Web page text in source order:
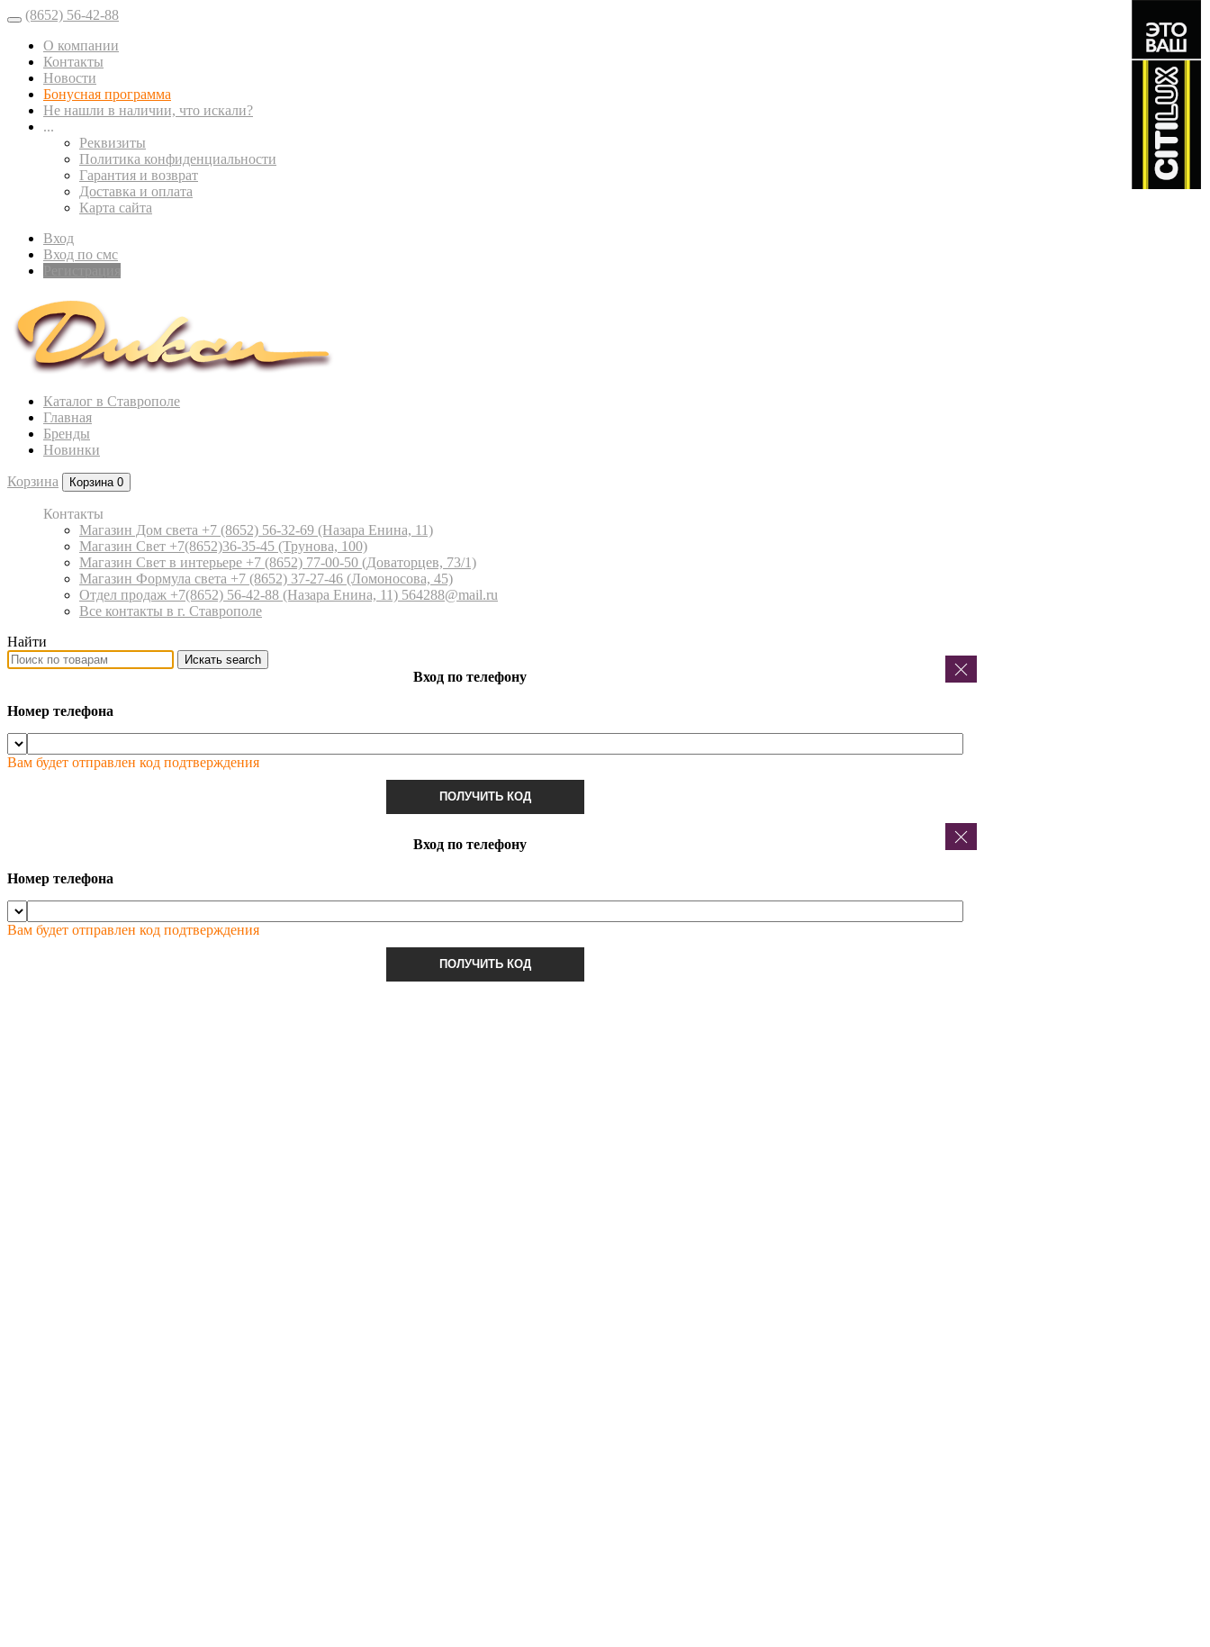
(8652) 56-42-88
О компании
Контакты
Новости
Бонусная программа
Не нашли в наличии, что искали?
...
Реквизиты
Политика конфиденциальности
Гарантия и возврат
Доставка и оплата
Карта сайта
Вход
Вход по смс
Каталог в Ставрополе
Главная
Бренды
Новинки
Корзина Корзина 0
Контакты
Магазин Дом света +7 (8652) 56-32-69 (Назара Енина, 11)
Магазин Свет +7(8652)36-35-45 (Трунова, 100)
Магазин Свет в интерьере +7 (8652) 77-00-50 (Доваторцев, 73/1)
Магазин Формула света +7 (8652) 37-27-46 (Ломоносова, 45)
Отдел продаж +7(8652) 56-42-88 (Назара Енина, 11) 564288@mail.ru
Все контакты в г. Ставрополе
Найти
Искать search
Вход по телефону
Номер телефона
Вам будет отправлен код подтверждения
ПОЛУЧИТЬ КОД
Вход по телефону
Номер телефона
Вам будет отправлен код подтверждения
ПОЛУЧИТЬ КОД